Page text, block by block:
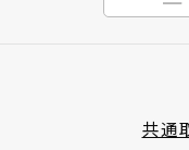
共通